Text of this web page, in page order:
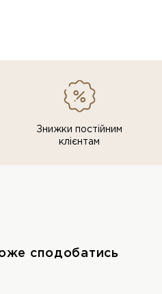
Знижки постiйним
клiєнтам
сподобатись